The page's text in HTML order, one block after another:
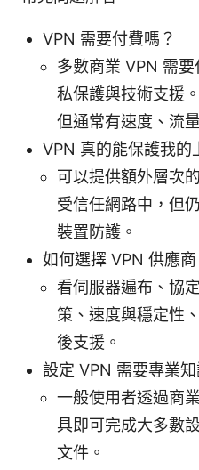
VPN 需要付費嗎？
多數商業 VPN 需
私保護與技術支援
但通常有速度、流
VPN 真的能保護我的
可以提供額外層次
受信任網路中，但
裝置防護。
如何選擇 VPN 供應商
看伺服器遍布、協
策、速度與穩定性
後支援。
設定 VPN 需要專業知
一般使用者透過商
具即可完成大多數
文件。